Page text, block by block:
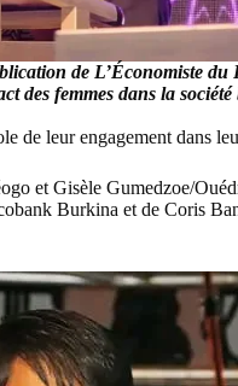
de L’Économiste du
des femmes dans la
de leur engagement dans
et Gisèle Gumedzoe/
Burkina et de Coris